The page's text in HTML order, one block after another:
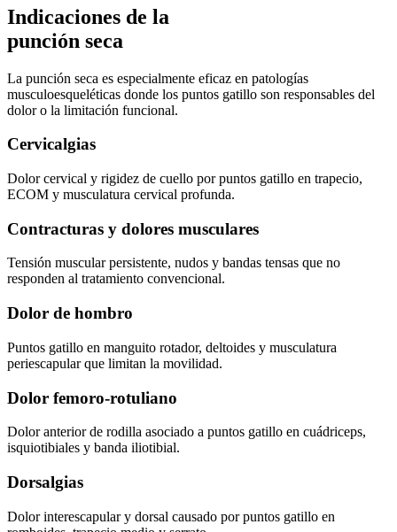
Indicaciones de la
punción seca
La punción seca es especialmente eficaz en patologías
musculoesqueléticas donde los puntos gatillo son responsables del
dolor o la limitación funcional.
Cervicalgias
Dolor cervical y rigidez de cuello por puntos gatillo en trapecio,
ECOM y musculatura cervical profunda.
Contracturas y dolores musculares
Tensión muscular persistente, nudos y bandas tensas que no
responden al tratamiento convencional.
Dolor de hombro
Puntos gatillo en manguito rotador, deltoides y musculatura
periescapular que limitan la movilidad.
Dolor femoro-rotuliano
Dolor anterior de rodilla asociado a puntos gatillo en cuádriceps,
isquiotibiales y banda iliotibial.
Dorsalgias
Dolor interescapular y dorsal causado por puntos gatillo en